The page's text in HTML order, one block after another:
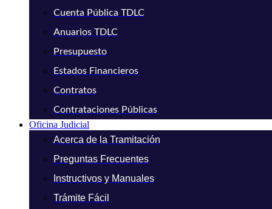
Cuenta Pública TDLC
Anuarios TDLC
Presupuesto
Estados Financieros
Contratos
Contrataciones Públicas
Oficina Judicial
Acerca de la Tramitación
Preguntas Frecuentes
Instructivos y Manuales
Trámite Fácil